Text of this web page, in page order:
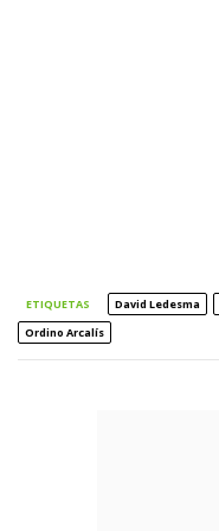
ETIQUETAS David Ledesma
Ordino Arcalís